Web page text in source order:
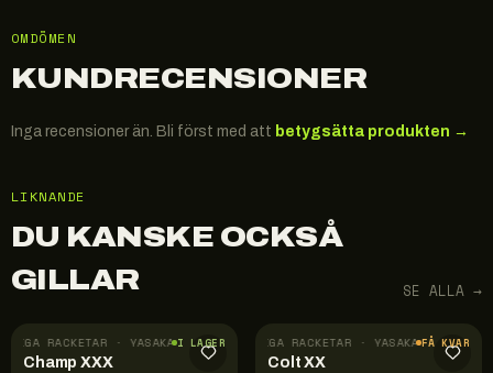
OMDÖMEN
KUNDRECENSIONER
Inga recensioner än. Bli först med att betygsätta produkten →
LIKNANDE
DU KANSKE OCKSÅ
GILLAR
SE ALLA →
RACKETAR · YASAKAI LAGER
Champ XXX
FÄRDIGA RACKETAR · YASAKAFÅ KVAR
Colt XX